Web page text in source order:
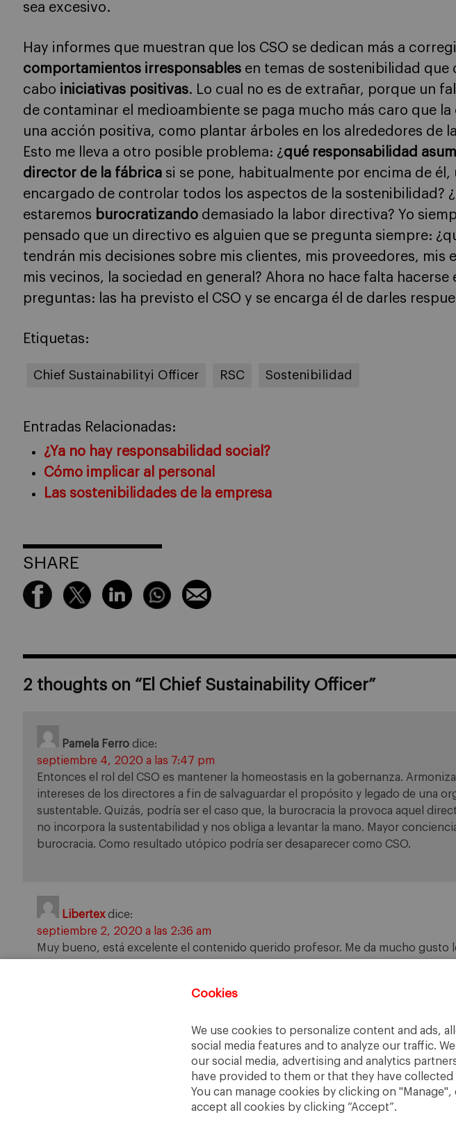
Cookies
We use cookies to personalize content and ads,
social media features and to analyze our traffic.
our social media, advertising and analytics
have provided to them or that they have
You can manage cookies by clicking on
accept all cookies by clicking “Accept”.
sea excesivo.
Hay informes que muestran que los CSO se dedican más a
comportamientos irresponsables en temas de sostenibilidad que
cabo iniciativas positivas. Lo cual no es de extrañar, porque un
de contaminar el medioambiente se paga mucho más caro que la
una acción positiva, como plantar árboles en los alrededores de
Esto me lleva a otro posible problema: ¿qué responsabilidad
director de la fábrica si se pone, habitualmente por encima de él,
encargado de controlar todos los aspectos de la sostenibilidad?
estaremos burocratizando demasiado la labor directiva? Yo
pensado que un directivo es alguien que se pregunta siempre:
tendrán mis decisiones sobre mis clientes, mis proveedores, mis
mis vecinos, la sociedad en general? Ahora no hace falta hacerse
preguntas: las ha previsto el CSO y se encarga él de darles
Etiquetas:
Chief Sustainabilityi Officer RSC Sostenibilidad
Entradas Relacionadas:
¿Ya no hay responsabilidad social?
Cómo implicar al personal
Las sostenibilidades de la empresa
SHARE
2 thoughts on “ El Chief Sustainability Officer”
Pamela Ferro dice:
septiembre 4, 2020 a las 7:47 pm
Entonces el rol del CSO es mantener la homeostasis en la gobernanza.
intereses de los directores a fin de salvaguardar el propósito y legado de una
sustentable. Quizás, podría ser el caso que, la burocracia la provoca aquel
no incorpora la sustentabilidad y nos obliga a levantar la mano. Mayor
burocracia. Como resultado utópico podría ser desaparecer como CSO.
Libertex dice:
septiembre 2, 2020 a las 2:36 am
Muy bueno, está excelente el contenido querido profesor. Me da mucho gusto